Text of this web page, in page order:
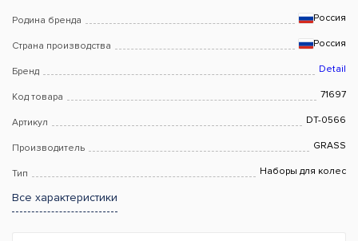
Родина бренда Россия
Страна производства Россия
Бренд Detail
Код товара 71697
Артикул DT-0566
Производитель GRASS
Тип Наборы для колес
Все характеристики